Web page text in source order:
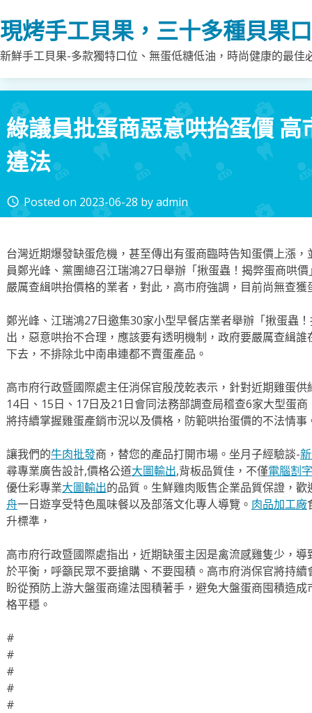
to
content
現烤手工貝果，三十多種貝果
新鮮手工貝果-多款獨特口位、無蛋低糖低油，時尚健康的最
綠議員批蛋商惡意哄抬蛋價 高
違法
access_time Posted on 2023-06-28 byadmin
台灣近期爆發缺蛋危機，甚至傳出有蛋商臨時告知蛋價上漲
員鄭光峰、黨團總召江瑞鴻27日舉辦「揪蛋蟲！揭弊蛋商哄
嚴厲查緝哄抬價格的業者，對此，高市府強調，目前尚無查
鄭光峰、江瑞鴻27日邀集30家小型早餐店業者舉辦「揪蛋蟲
出，惡意哄抬不合理，應該要有透明機制，政府要嚴厲查緝
下去，不排除北中南串連都不賣蛋產品。
高市府行政暨國際處主任消保官殷茂乾表示，針對近期雞蛋
14日、15日、17日及21日會同法務部調查局稽查6家大型蛋
將持續掌握雞蛋產銷市況以及價格，防範哄抬蛋價的不法情事
讓我們的牛肉批發商，替您的產品打開市場。坐月子經驗談-
尋專業廣告設計,價格公道大圖輸出,背板品質佳，不僅電腦割字
優仕彩專業大圖輸出的品質。生鮮雞肉販售企業品質保證，歡
舟一日遊享受特色風味餐以及部落文化專人導覽。 肉品加工廠
升標準，
高市府行政暨國際處指出，近期缺蛋主因是禽流感雞隻少，
於平衡，呼籲民眾不要搶購、不要囤積。高市府消保官將持
盼從預防上游大盤蛋商違法囤積著手，避免大盤蛋商囤積造
格平穩。
#
#
#
#
#